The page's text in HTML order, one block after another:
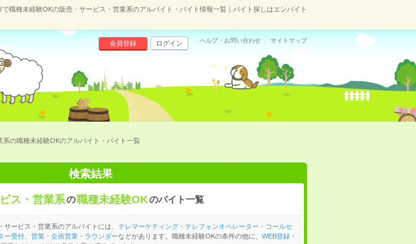
で職種未経験OKの販売・サービス・営業系のアルバイト・バイト情報一覧｜バイト探しはエンバイト
会員登録 ログイン ヘルプ・お問い合わせ サイトマップ
の職種未経験OKのアルバイト・バイト一覧
検索結果
ス・営業系の職種未経験OKのバイト一覧
ービス・営業系のアルバイトには、 テレマーケティング・テレフォンオペレーター・コールセ
ー受付、 営業・企画営業・ラウンダーなどがあります。職種未経験OKの条件の他に、 WEB登録・